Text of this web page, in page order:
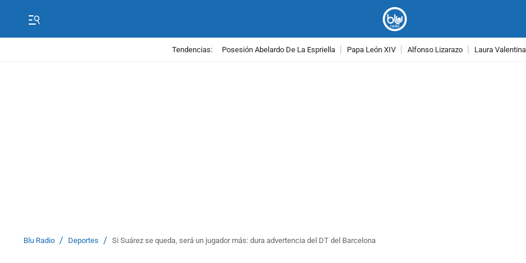
Tendencias: Posesión Abelardo De La Espriella Papa León XIV Alfonso Lizarazo Laura
Blu Radio / Deportes / Si Suárez se queda, será un jugador más: dura advertencia del DT del Barcelona